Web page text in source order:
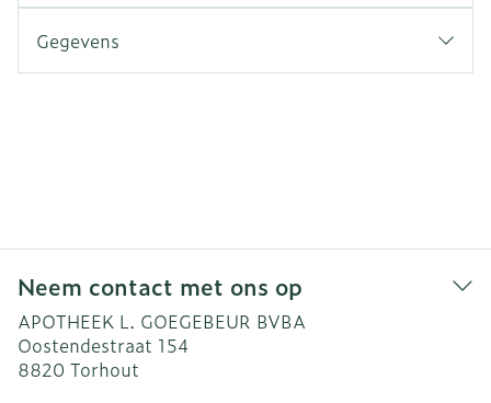
Gegevens
Neem contact met ons op
APOTHEEK L. GOEGEBEUR BVBA
Oostendestraat 154
8820 Torhout